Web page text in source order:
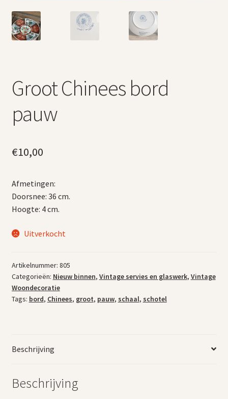
Groot Chinees bord
pauw
€10,00
Afmetingen:
Doorsnee: 36 cm.
Hoogte: 4 cm.
Uitverkocht
Artikelnummer: 805
Categorieën: Nieuw binnen, Vintage servies en glaswerk, Vintage
Woondecoratie
Tags: bord, Chinees, groot, pauw, schaal, schotel
Beschrijving
Beschrijving